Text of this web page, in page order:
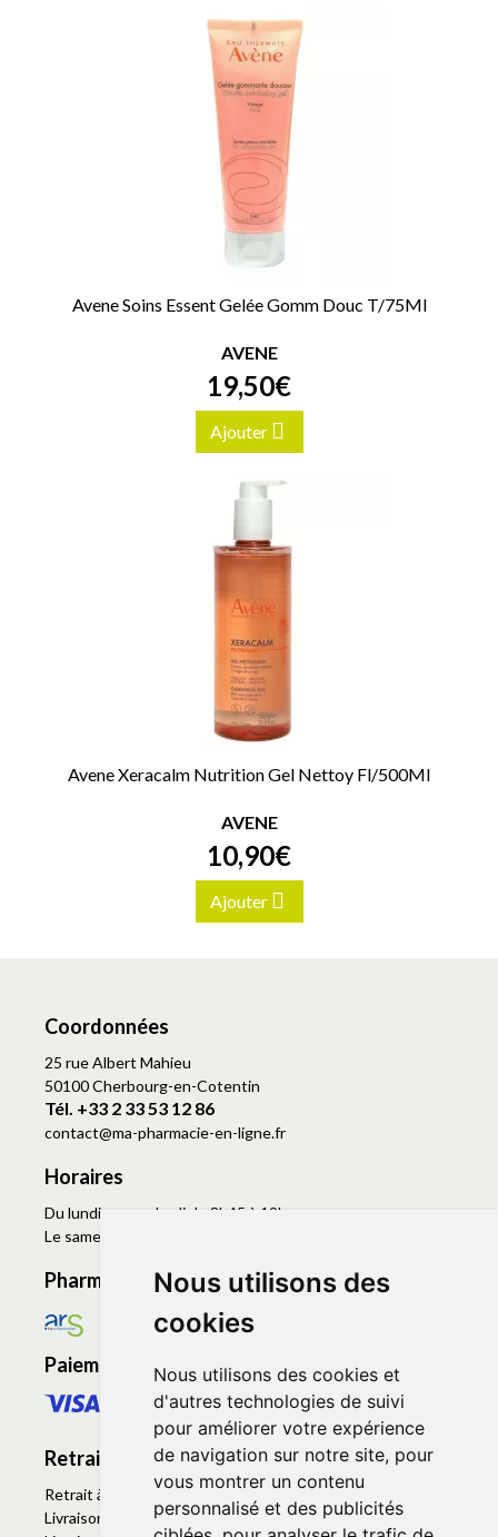
Nous utilisons des
cookies
Nous utilisons des cookies et
d'autres technologies de suivi
pour améliorer votre expérience
de navigation sur notre site, pour
vous montrer un contenu
personnalisé et des publicités
Avene Soins Essent Gelée Gomm Douc T/75Ml
AVENE
19,50€
Ajouter
Avene Xeracalm Nutrition Gel Nettoy Fl/500Ml
AVENE
10,90€
Ajouter
Coordonnées
25 rue Albert Mahieu
50100 Cherbourg-en-Cotentin
Tél. +33 2 33 53 12 86
contact@ma-pharmacie-en-ligne.fr
Horaires
Du lundi au vendredi de 8h45 à 19h
Le samedi de 9h à 19h
Pharmacie en ligne agréée
Paiement sécurisé
Retrait - Livraison
Retrait à la pharmacie - Click & Collect
Livraison en Point Relais